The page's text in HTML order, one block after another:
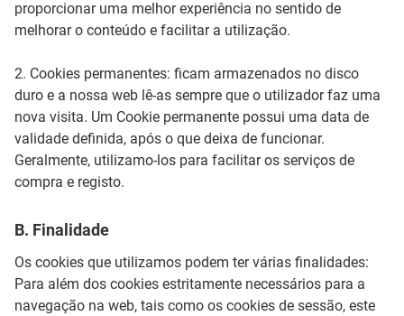
proporcionar uma melhor experiência no sentido de
melhorar o conteúdo e facilitar a utilização.
2. Cookies permanentes: ficam armazenados no disco
duro e a nossa web lê-as sempre que o utilizador faz uma
nova visita. Um Cookie permanente possui uma data de
validade definida, após o que deixa de funcionar.
Geralmente, utilizamo-los para facilitar os serviços de
compra e registo.
B. Finalidade
Os cookies que utilizamos podem ter várias finalidades:
Para além dos cookies estritamente necessários para a
navegação na web, tais como os cookies de sessão, este